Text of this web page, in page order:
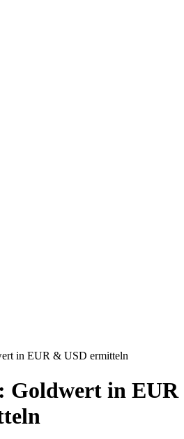
in EUR & USD ermitteln
Goldwert in EUR